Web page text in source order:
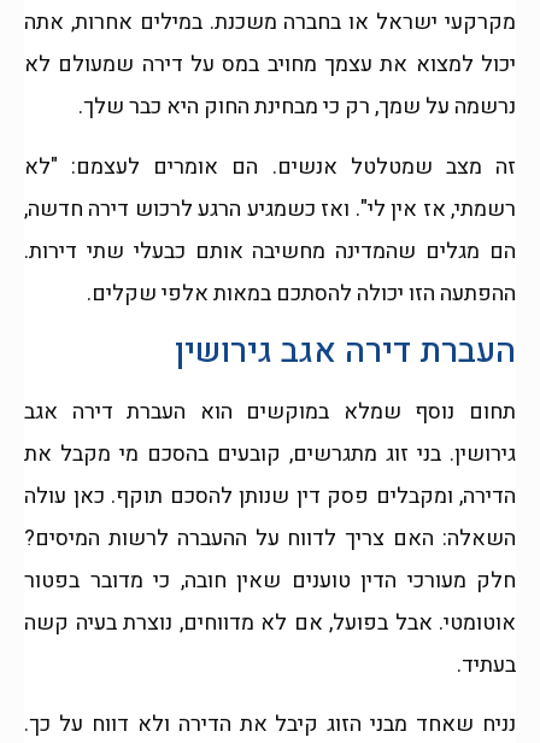
מקרקעי ישראל או בחברה משכנת. במילים אחרות, אתה
יכול למצוא את עצמך מחויב במס על דירה שמעולם לא
נרשמה על שמך, רק כי מבחינת החוק היא כבר שלך.
זה מצב שמטלטל אנשים. הם אומרים לעצמם: "לא
רשמתי, אז אין לי". ואז כשמגיע הרגע לרכוש דירה חדשה,
הם מגלים שהמדינה מחשיבה אותם כבעלי שתי דירות.
ההפתעה הזו יכולה להסתכם במאות אלפי שקלים.
העברת דירה אגב גירושין
תחום נוסף שמלא במוקשים הוא העברת דירה אגב
גירושין. בני זוג מתגרשים, קובעים בהסכם מי מקבל את
הדירה, ומקבלים פסק דין שנותן להסכם תוקף. כאן עולה
השאלה: האם צריך לדווח על ההעברה לרשות המיסים?
חלק מעורכי הדין טוענים שאין חובה, כי מדובר בפטור
אוטומטי. אבל בפועל, אם לא מדווחים, נוצרת בעיה קשה
בעתיד.
נניח שאחד מבני הזוג קיבל את הדירה ולא דווח על כך.